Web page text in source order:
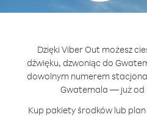
Dzięki Viber Out możesz
dźwięku, dzwoniąc do
dowolnym numerem
Gwatemala — już od
Kup pakiety środków lub